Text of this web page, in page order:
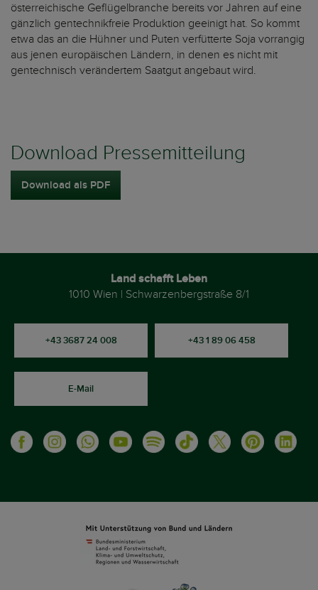
österreichische Geflügelbranche bereits vor Jahren auf eine
gänzlich gentechnikfreie Produktion geeinigt hat. So kommt
etwa das an die Hühner und Puten verfütterte Soja vorrangig
aus jenen europäischen Ländern, in denen es nicht mit
gentechnisch verändertem Saatgut angebaut wird.
Download Pressemitteilung
Download als PDF
Land schafft Leben
1010 Wien | Schwarzenbergstraße 8/1
+43 3687 24 008 +43 1 89 06 458
E-Mail